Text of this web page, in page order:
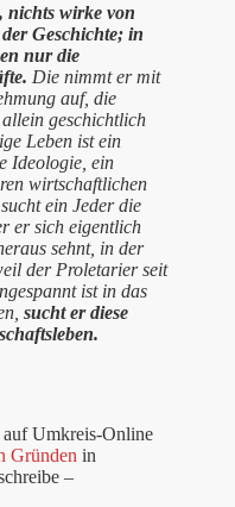
nichts wirke von
Geschichte; in
nur die
Die nimmt er mit
auf, die
geschichtlich
Leben ist ein
Ideologie, ein
wirtschaftlichen
ein Jeder die
er sich eigentlich
sehnt, in der
der Proletarier seit
ist in das
sucht er diese
Umkreis-Online
Gründen in
–